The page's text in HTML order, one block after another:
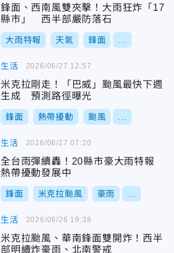
鋒面、西南風雙夾擊！大雨狂炸「17
縣市」 西半部嚴防落石
大雨特報 天氣 鋒面
生活
米克拉剛走！「巴威」颱風最快下週
生成 預測路徑曝光
鋒面 熱帶擾動 颱風
2026/06/27 12:57
生活
全台雨彈續轟！20縣市豪大雨特報
熱帶擾動發展中
鋒面 米克拉颱風 豪雨
2026/06/27 07:20
生活
米克拉颱風、華南鋒面雙開炸！西半
部明續炸豪雨、北南警戒
2026/06/26 19:38